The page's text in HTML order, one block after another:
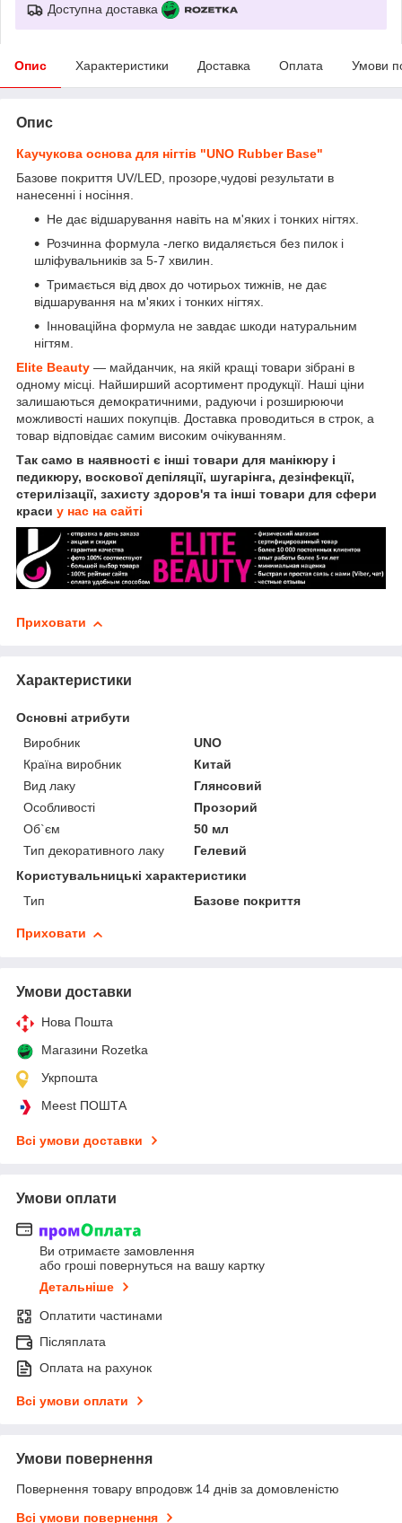
Доступна доставка
Опис Характеристики Доставка Оплата Умови
Опис
Каучукова основа для нігтів "UNO Rubber Base"
Базове покриття UV/LED, прозоре,чудові результати в
нанесенні і носіння.
Не дає відшарування навіть на м'яких і тонких нігтях.
Розчинна формула -легко видаляється без пилок і
шліфувальників за 5-7 хвилин.
Тримається від двох до чотирьох тижнів, не дає
відшарування на м'яких і тонких нігтях.
Інноваційна формула не завдає шкоди натуральним
нігтям.
Elite Beauty — майданчик, на якій кращі товари зібрані в
одному місці. Найширший асортимент продукції. Наші ціни
залишаються демократичними, радуючи і розширюючи
можливості наших покупців. Доставка проводиться в строк, а
товар відповідає самим високим очікуванням.
Так само в наявності є інші товари для манікюру і
педикюру, воскової депіляції, шугарінга, дезінфекції,
стерилізації, захисту здоров'я та інші товари для сфери
краси у нас на сайті
Приховати
Характеристики
Основні атрибути
Виробник
UNO
Країна виробник
Китай
Вид лаку
Глянсовий
Особливості
Прозорий
Об`єм
50 мл
Тип декоративного лаку
Гелевий
Користувальницькі характеристики
Тип
Базове покриття
Приховати
Умови доставки
Нова Пошта
Магазини Rozetka
Укрпошта
Meest ПОШТА
Всі умови доставки
Умови оплати
Ви отримаєте замовлення
або гроші повернуться на вашу картку
Детальніше
Оплатити частинами
Післяплата
Оплата на рахунок
Всі умови оплати
Умови повернення
Повернення товару впродовж 14 днів за домовленістю
Всі умови повернення